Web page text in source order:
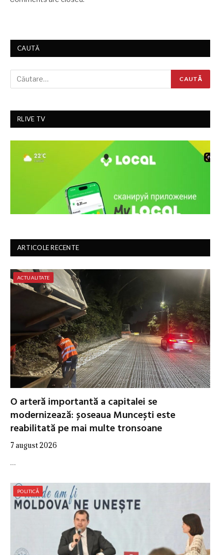
CAUTĂ
RLIVE TV
ARTICOLE RECENTE
ACTUALITATE
O arteră importantă a capitalei se
modernizează: șoseaua Muncești este
reabilitată pe mai multe tronsoane
7 august 2026
…
POLITICĂ